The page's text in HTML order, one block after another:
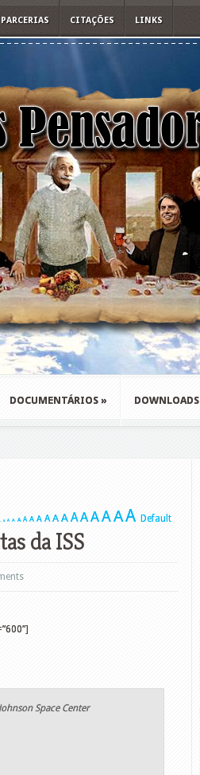
PARCERIAS CITAÇÕES LINKS
DOCUMENTÁRIOS » DOWNLOADS
A A A A A A A A A A AAAAAAA Default
da ISS
Space Center